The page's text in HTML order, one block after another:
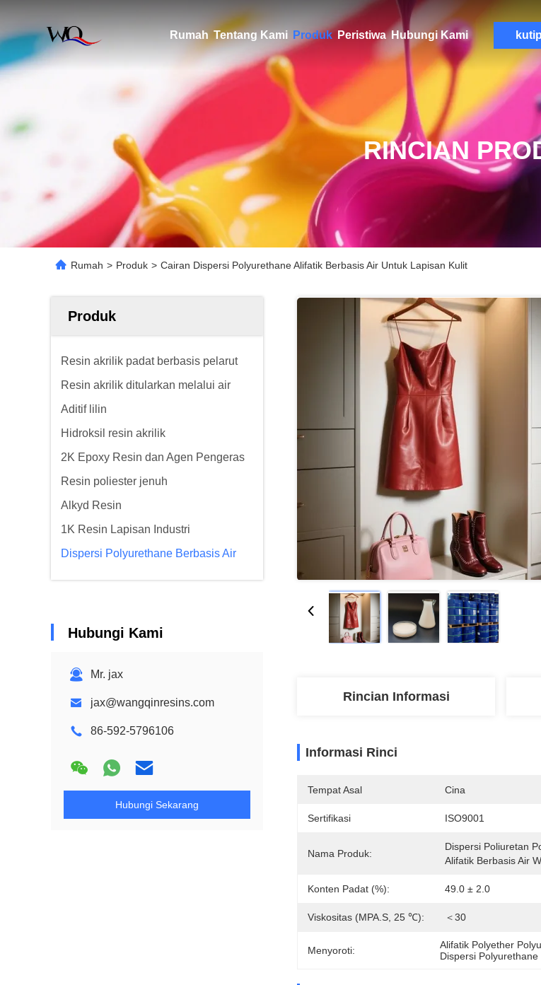
Rumah Tentang Kami Produk Peristiwa Hubungi Kami
RINCIAN
Rumah > Produk > Cairan Dispersi Polyurethane Alifatik Berbasis Air Untuk Lapisan Kulit
Produk
Resin akrilik padat berbasis pelarut
Resin akrilik ditularkan melalui air
Aditif lilin
Hidroksil resin akrilik
2K Epoxy Resin dan Agen Pengeras
Resin poliester jenuh
Alkyd Resin
1K Resin Lapisan Industri
Dispersi Polyurethane Berbasis Air
Hubungi Kami
Mr. jax
jax@wangqinresins.com
86-592-5796106
Hubungi Sekarang
Rincian Informasi
Informasi Rinci
Tempat Asal Cina
Sertifikasi ISO9001
Nama Produk:
Dispersi Poliuretan
Alifatik Berbasis Air
Konten Padat (%): 49.0 ± 2.0
Viskositas (MPA.S, 25 ℃): ＜30
Menyoroti: Alifatik Polyether
Dispersi